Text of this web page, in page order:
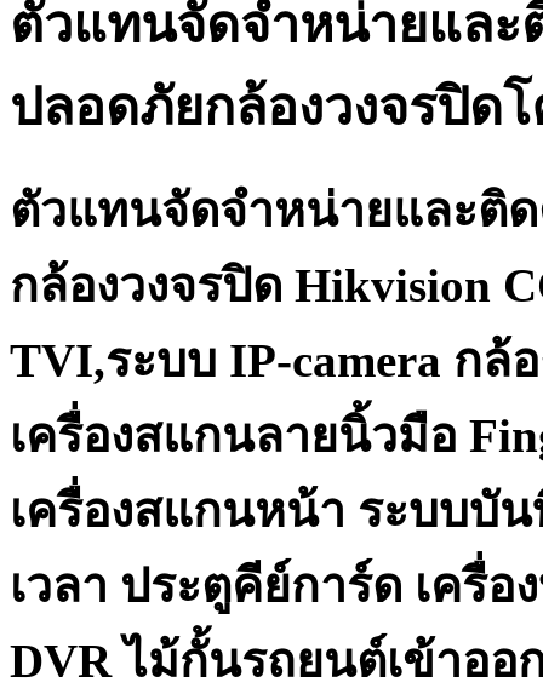
ตัวแทนจัดจำหน่ายและ
ปลอดภัยกล้องวงจรปิด
ตัวแทนจัดจำหน่ายและติ
กล้องวงจรปิด Hikvision
TVI,ระบบ IP-camera กล้
เครื่องสแกนลายนิ้วมือ
เครื่องสแกนหน้า ระบบบัน
เวลา ประตูคีย์การ์ด เครื่
DVR ไม้กั้นรถยนต์เข้าออ